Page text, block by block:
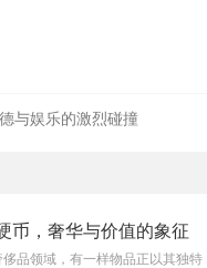
与娱乐的激烈碰撞
币，奢华与价值的象征
品领域，有一样物品正以其独特